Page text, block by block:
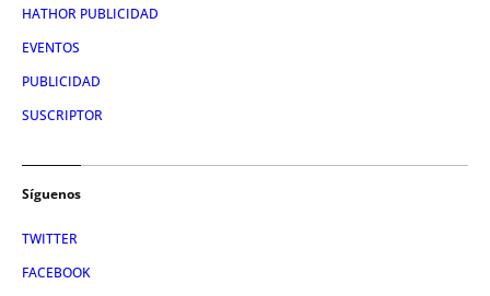
HATHOR PUBLICIDAD
EVENTOS
PUBLICIDAD
SUSCRIPTOR
Síguenos
TWITTER
FACEBOOK